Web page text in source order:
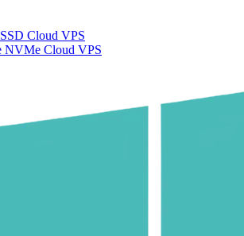
SSD Cloud VPS
NVMe Cloud VPS